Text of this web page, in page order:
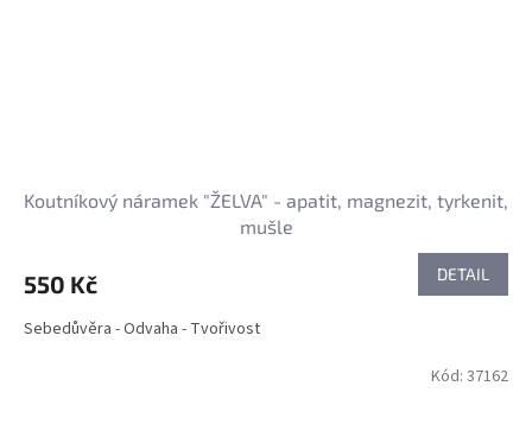
Koutníkový náramek "ŽELVA" - apatit, magnezit, tyrkenit,
mušle
550 Kč DETAIL
Sebedůvěra - Odvaha - Tvořivost
Kód: 37162